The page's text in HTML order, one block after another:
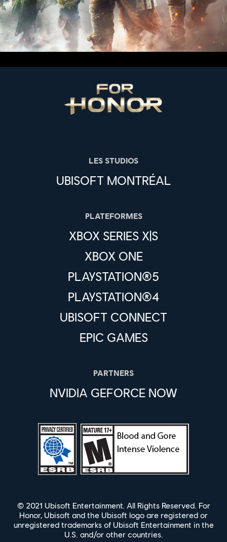
LES STUDIOS
UBISOFT MONTRÉAL
PLATEFORMES
XBOX SERIES X|S
XBOX ONE
PLAYSTATION®5
PLAYSTATION®4
UBISOFT CONNECT
EPIC GAMES
PARTNERS
NVIDIA GEFORCE NOW
© 2021 Ubisoft Entertainment. All Rights Reserved. For
Honor, Ubisoft and the Ubisoft logo are registered or
unregistered trademarks of Ubisoft Entertainment in the
U.S. and/or other countries.